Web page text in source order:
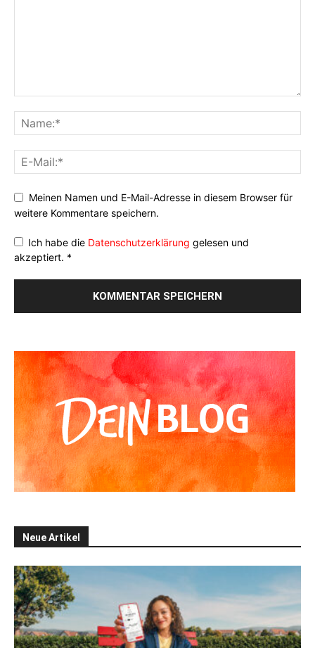
Meinen Namen und E-Mail-Adresse in diesem Browser für
weitere Kommentare speichern.
Ich habe die Datenschutzerklärung gelesen und
akzeptiert. *
Neue Artikel